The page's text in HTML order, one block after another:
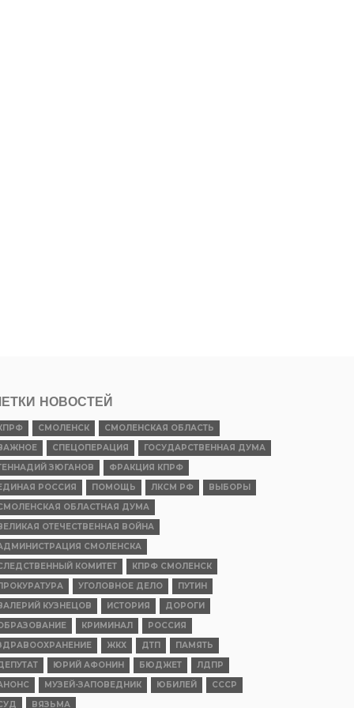
НОВОСТЕЙ
СМОЛЕНСК
СМОЛЕНСКАЯ ОБЛАСТЬ
СПЕЦОПЕРАЦИЯ
ГОСУДАРСТВЕННАЯ ДУМА
ЗЮГАНОВ
ФРАКЦИЯ КПРФ
РОССИЯ
ПОМОЩЬ ЛКСМ РФ
ВЫБОРЫ
ОБЛАСТНАЯ ДУМА
ОТЕЧЕСТВЕННАЯ ВОЙНА
СМОЛЕНСКА
КОМИТЕТ
КПРФ СМОЛЕНСК
УГОЛОВНОЕ ДЕЛО
ПУТИН
КУЗНЕЦОВ
ИСТОРИЯ
ДОРОГИ
КРИМИНАЛ
РОССИЯ
ЖКХ ДТП
ПАМЯТЬ
ЮРИЙ АФОНИН БЮДЖЕТ
ЛДПР
МУЗЕЙ-ЗАПОВЕДНИК ЮБИЛЕЙ
СССР
ВЯЗЬМА